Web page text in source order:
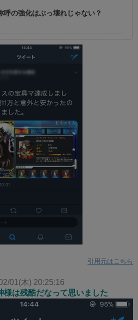
呼の強化はぶっ壊れじゃない？
引用元はこちら
01(木) 20:25:16
様は残酷だなって思いました